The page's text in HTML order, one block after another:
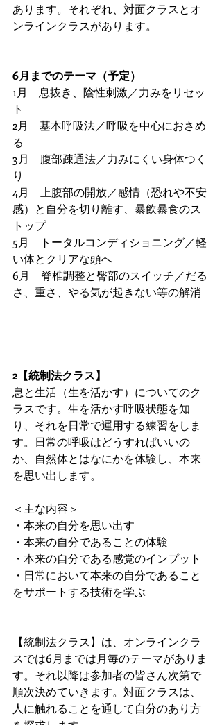
あります。それぞれ、対面クラスとオ
ンラインクラスがあります。
6月までのテーマ（予定）
1月　息抜き、陰性刺激／力みをリセッ
ト
2月　基本呼吸法／呼吸を中心におさめ
る
3月　腹部疎通法／力みにくい身体つく
り
4月　上腹部の開放／感情（恐れや不安
感）と自分を切り離す、暴飲暴食のス
トップ
5月　トータルコンディショニング／軽
い体とクリアな頭へ
6月　脊椎調整と臀部のスイッチ／だる
さ、重さ、やる気が起きない等の解消
2【統制法クラス】
息と生活（生を活かす）についてのク
ラスです。生を活かす呼吸状態を知
り、それを日常で運用する練習をしま
す。日常の呼吸はどうすればいいの
か、自然体とはなにかを体験し、本来
を思い出します。
＜主な内容＞
・本来の自分を思い出す
・本来の自分であることの体験
・本来の自分である感覚のインプット
・日常において本来の自分であること
をサポートする技術を学ぶ
【統制法クラス】は、オンラインクラ
スでは6月までは月毎のテーマがありま
す。それ以降は参加者の皆さん次第で
順次決めていきます。対面クラスは、
人に触れることを通して自分のあり方